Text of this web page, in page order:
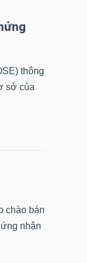
thông
sở của
chào bán
nhận